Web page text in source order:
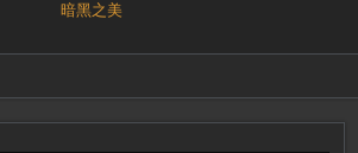
暗黑之美